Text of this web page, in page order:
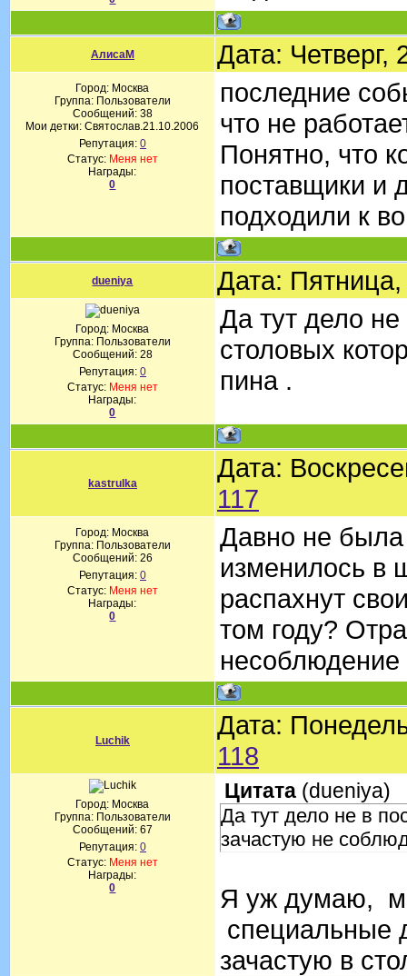
АлисаМ Дата:
Город: Москва
Группа: Пользователи
Сообщений: 38
Мои детки: Святослав.21.10.2006
Репутация: 0
Статус: Меня нет
Награды:
0
последние
что не
Понятно, что
поставщики и
подходили к
dueniya Дата:
Город: Москва
Группа: Пользователи
Сообщений: 28
Репутация: 0
Статус: Меня нет
Награды:
0
Да тут дело
столовых
пина .
kastrulka
Дата:
117
Город: Москва
Группа: Пользователи
Сообщений: 26
Репутация: 0
Статус: Меня нет
Награды:
0
Давно не была
изменилось в
распахнут
том году?
Luchik
Дата:
118
Город: Москва
Группа: Пользователи
Сообщений: 67
Репутация: 0
Статус: Меня нет
Награды:
0
Цитата (dueniya)
Да тут дело не в
зачастую не
Я уж думаю,
специальные
зачастую в